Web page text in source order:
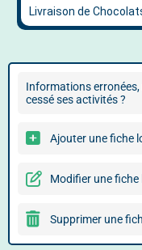
Informations
cessé ses activités ?
Ajouter une fiche
Modifier une fiche
Supprimer une